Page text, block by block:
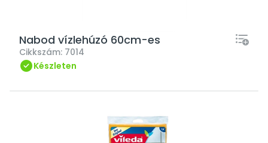
Nabod vízlehúzó 60cm-es
Cikkszám: 7014
Készleten